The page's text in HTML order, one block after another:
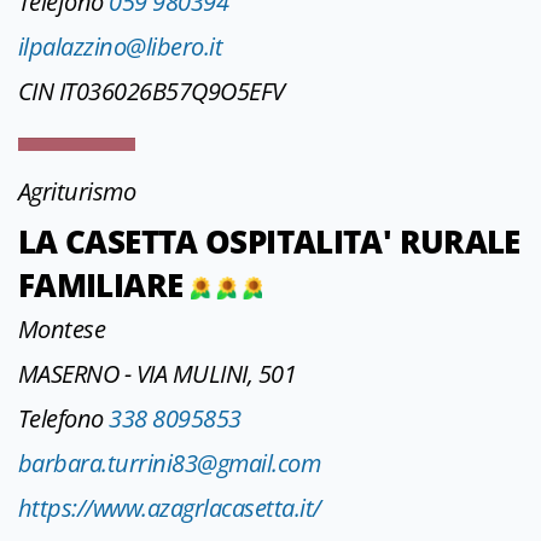
ilpalazzino@libero.it
CIN IT036026B57Q9O5EFV
Agriturismo
LA CASETTA OSPITALITA' RURALE
FAMILIARE
Montese
MASERNO - VIA MULINI, 501
Telefono338 8095853
barbara.turrini83@gmail.com
https://www.azagrlacasetta.it/